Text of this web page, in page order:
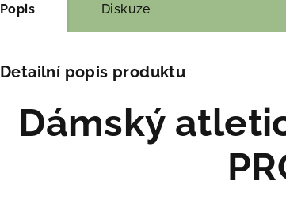
Popis Diskuze
Detailní popis produktu
Dámský